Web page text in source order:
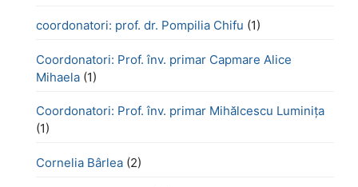
coordonatori: prof. dr. Pompilia Chifu (1)
Coordonatori: Prof. înv. primar Capmare Alice
Mihaela (1)
Coordonatori: Prof. înv. primar Mihălcescu Luminița
(1)
Cornelia Bârlea (2)